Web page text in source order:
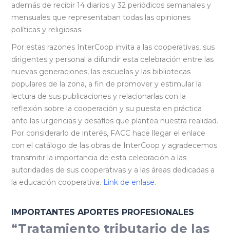
además de recibir 14 diarios y 32 periódicos semanales y
mensuales que representaban todas las opiniones
políticas y religiosas.
Por estas razones InterCoop invita a las cooperativas, sus
dirigentes y personal a difundir esta celebración entre las
nuevas generaciones, las escuelas y las bibliotecas
populares de la zona, a fin de promover y estimular la
lectura de sus publicaciones y relacionarlas con la
reflexión sobre la cooperación y su puesta en práctica
ante las urgencias y desafíos que plantea nuestra realidad.
Por considerarlo de interés, FACC hace llegar el enlace
con el catálogo de las obras de InterCoop y agradecemos
transmitir la importancia de esta celebración a las
autoridades de sus cooperativas y a las áreas dedicadas a
la educación cooperativa. Link de enlase.
IMPORTANTES APORTES PROFESIONALES
“Tratamiento tributario de las